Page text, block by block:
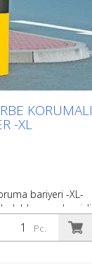
Kritik uygulama
ve forklift
köşeleri. Darbe
veya kum ile
takılır.
KORUMALI
-XL
bariyeri -XL-
daldırma galvanizli
betona
kalınlığı: 4,5 mm
Pc.